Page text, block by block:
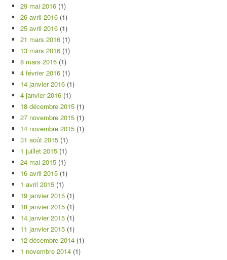
29 mai 2016 (1)
26 avril 2016 (1)
25 avril 2016 (1)
21 mars 2016 (1)
13 mars 2016 (1)
8 mars 2016 (1)
4 février 2016 (1)
14 janvier 2016 (1)
4 janvier 2016 (1)
18 décembre 2015 (1)
27 novembre 2015 (1)
14 novembre 2015 (1)
31 août 2015 (1)
1 juillet 2015 (1)
24 mai 2015 (1)
16 avril 2015 (1)
1 avril 2015 (1)
19 janvier 2015 (1)
18 janvier 2015 (1)
14 janvier 2015 (1)
11 janvier 2015 (1)
12 décembre 2014 (1)
1 novembre 2014 (1)